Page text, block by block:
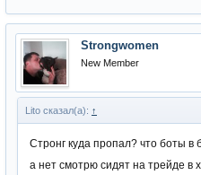
Strongwomen
New Member
Lito сказал(а): ↑
Стронг куда пропал? что боты в
а нет смотрю сидят на трейде в